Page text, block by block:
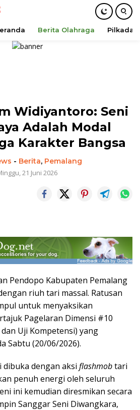
Berita Olahraga Pilkada
Widiyantoro: Seni
Adalah Modal
Karakter Bangsa
- Berita, Pemalang
21 Juni 2026
Pendopo Kabupaten Pemalang
riuh tari massal. Ratusan
untuk menyaksikan
Pagelaran Dimensi #10
Uji Kompetensi) yang
Sabtu (20/06/2026).
dibuka dengan aksi flashmobtari
penuh energi oleh seluruh
ini kemudian diresmikan secara
Sanggar Seni Diwangkara,